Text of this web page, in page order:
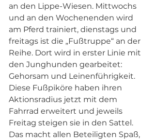
an den Lippe-Wiesen. Mittwochs
und an den Wochenenden wird
am Pferd trainiert, dienstags und
freitags ist die „Fußtruppe“ an der
Reihe. Dort wird in erster Linie mit
den Junghunden gearbeitet:
Gehorsam und Leinenführigkeit.
Diese Fußpiköre haben ihren
Aktionsradius jetzt mit dem
Fahrrad erweitert und jeweils
Freitag steigen sie in den Sattel.
Das macht allen Beteiligten Spaß,